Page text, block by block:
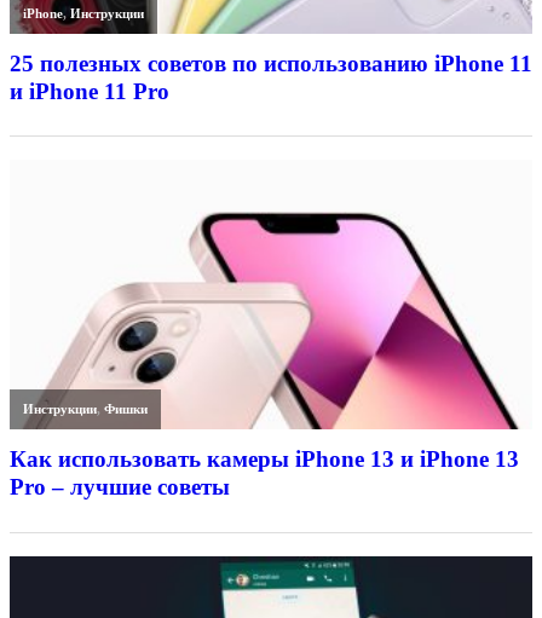
iPhone,Инструкции
25 полезных советов по использованию iPhone 11
и iPhone 11 Pro
Инструкции,Фишки
Как использовать камеры iPhone 13 и iPhone 13
Pro – лучшие советы